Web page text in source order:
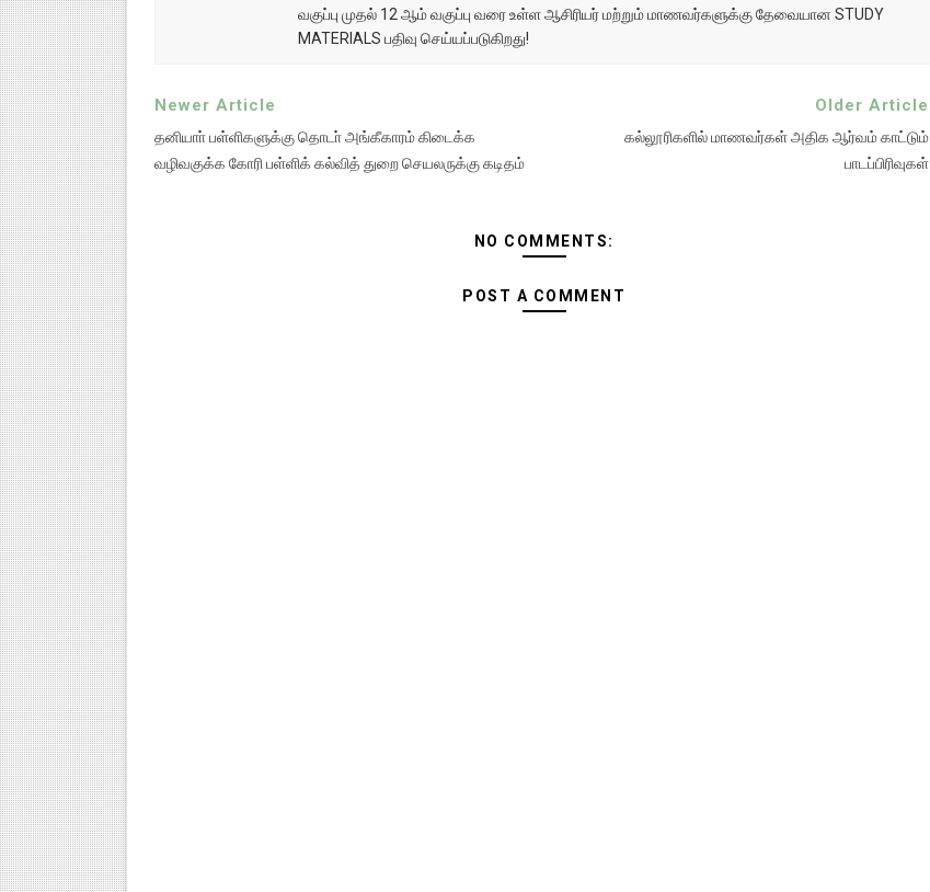
வகுப்பு முதல் 12 ஆம் வகுப்பு வரை உள்ள ஆசிரியர் மற்றும் மாணவர்களுக்கு தேவையான STUDY
MATERIALS பதிவு செய்யப்படுகிறது!
Newer Article
தனியாா் பள்ளிகளுக்கு தொடா் அங்கீகாரம் கிடைக்க
வழிவகுக்க கோரி பள்ளிக் கல்வித் துறை செயலருக்கு கடிதம்
Older Article
கல்லூரிகளில் மாணவர்கள் அதிக ஆர்வம் காட்டும்
பாடப்பிரிவுகள்
NO COMMENTS:
POST A COMMENT